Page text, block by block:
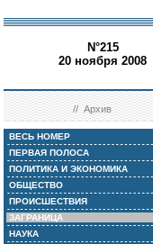
N°215
20 ноября 2008
//Архив
ВЕСЬ НОМЕР
ПЕРВАЯ ПОЛОСА
ПОЛИТИКА И ЭКОНОМИКА
ОБЩЕСТВО
ПРОИСШЕСТВИЯ
ЗАГРАНИЦА
НАУКА